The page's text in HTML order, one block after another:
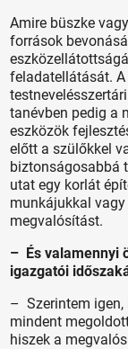
Amire büszke
források
feladatellátását.
tanévben pedig a
eszközök
előtt a szülőkkel
biztonságosabbá
utat egy korlát
munkájukkal
megvalósítást.
– És valamennyi
igazgatói
– Szerintem
mindent
hiszek a